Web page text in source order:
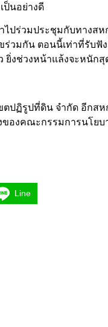
ป็นอย่างดี
ไปร่วมประชุมกับทางส
ร่วมกัน ตอนนี้เท่าที่รับฟั
ยิ่งช่วงหน้าแล้งจะหนัก
ปฏิรูปที่ดิน จำกัด อีกส
องคณะกรรมการนโย
Line